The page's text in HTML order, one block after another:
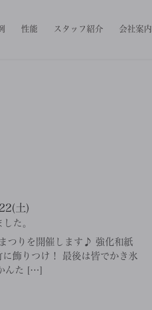
性能 スタッフ紹介 会社案内
土)
た。
つりを開催します♪ 強化和紙
飾りつけ！ 最後は皆でかき氷
んた […]